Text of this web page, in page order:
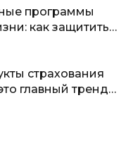
программы
как защитить
страхования
главный тренд